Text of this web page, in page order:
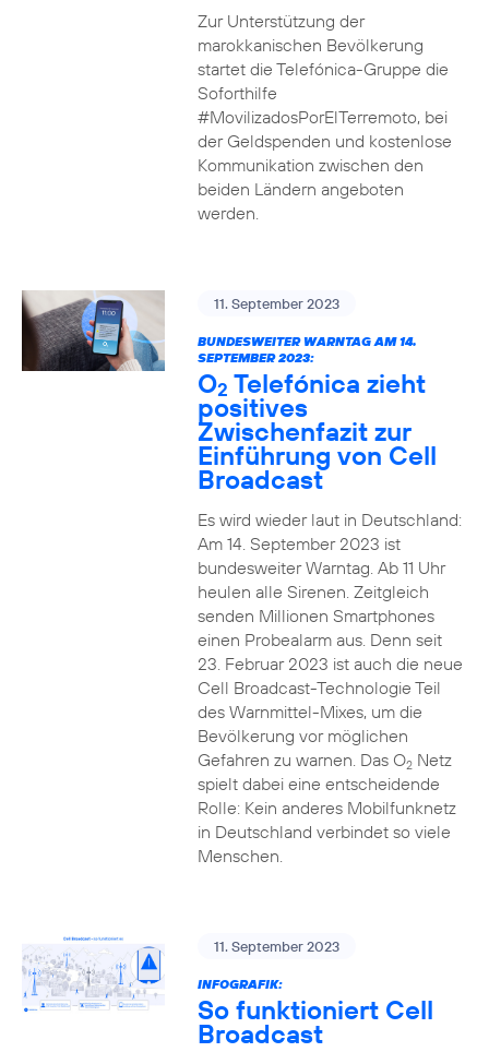
Zur Unterstützung der
marokkanischen Bevölkerung
startet die Telefónica-Gruppe die
Soforthilfe
#MovilizadosPorElTerremoto, bei
der Geldspenden und kostenlose
Kommunikation zwischen den
beiden Ländern angeboten
werden.
11. September 2023
BUNDESWEITER WARNTAG AM 14.
SEPTEMBER 2023:
O2 Telefónica zieht
positives
Zwischenfazit zur
Einführung von Cell
Broadcast
Es wird wieder laut in Deutschland:
Am 14. September 2023 ist
bundesweiter Warntag. Ab 11 Uhr
heulen alle Sirenen. Zeitgleich
senden Millionen Smartphones
einen Probealarm aus. Denn seit
23. Februar 2023 ist auch die neue
Cell Broadcast-Technologie Teil
des Warnmittel-Mixes, um die
Bevölkerung vor möglichen
Gefahren zu warnen. Das O2Netz
spielt dabei eine entscheidende
Rolle: Kein anderes Mobilfunknetz
in Deutschland verbindet so viele
Menschen.
11. September 2023
INFOGRAFIK:
So funktioniert Cell
Broadcast